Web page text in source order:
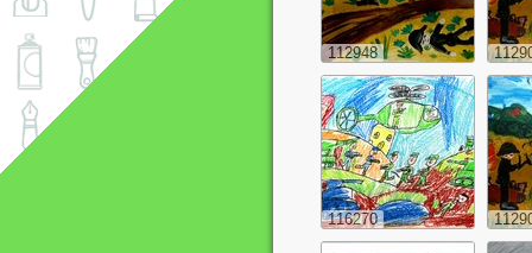
112948
116270